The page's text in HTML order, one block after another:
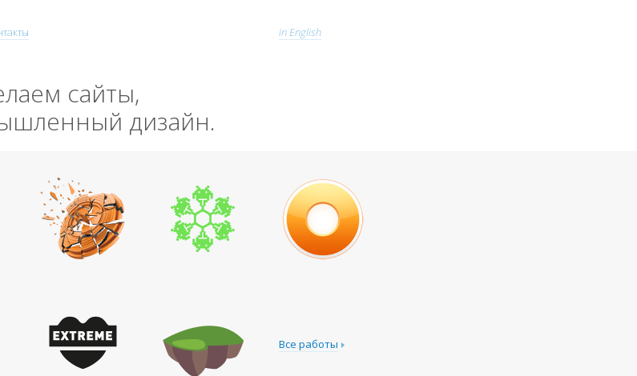
in English
сайты,
дизайн.
Все работы